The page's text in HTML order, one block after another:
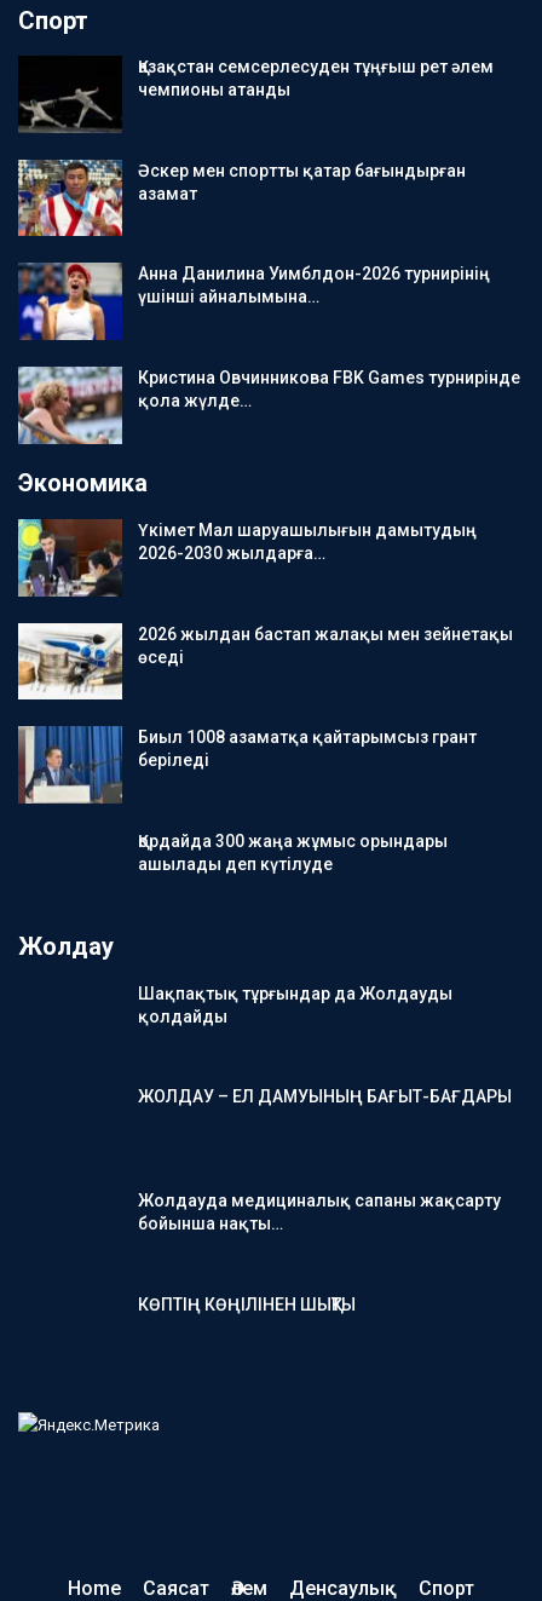
Спорт
Қазақстан семсерлесуден тұңғыш рет әлем
чемпионы атанды
Әскер мен спортты қатар бағындырған
азамат
Анна Данилина Уимблдон-2026 турнирінің
үшінші айналымына…
Кристина Овчинникова FBK Games турнирінде
қола жүлде…
Экономика
Үкімет Мал шаруашылығын дамытудың
2026-2030 жылдарға…
2026 жылдан бастап жалақы мен зейнетақы
өседі
Биыл 1008 азаматқа қайтарымсыз грант
беріледі
Қордайда 300 жаңа жұмыс орындары
ашылады деп күтілуде
Жолдау
Шақпақтық тұрғындар да Жолдауды
қолдайды
ЖОЛДАУ – ЕЛ ДАМУЫНЫҢ БАҒЫТ-БАҒДАРЫ
Жолдауда медициналық сапаны жақсарту
бойынша нақты…
КӨПТІҢ КӨҢІЛІНЕН ШЫҚТЫ
Home Саясат Әлем Денсаулық Спорт